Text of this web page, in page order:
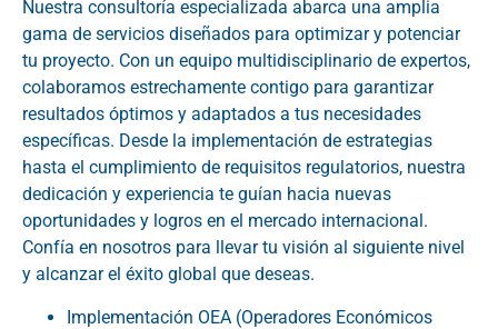
Nuestra consultoría especializada abarca una amplia
gama de servicios diseñados para optimizar y potenciar
tu proyecto. Con un equipo multidisciplinario de expertos,
colaboramos estrechamente contigo para garantizar
resultados óptimos y adaptados a tus necesidades
específicas. Desde la implementación de estrategias
hasta el cumplimiento de requisitos regulatorios, nuestra
dedicación y experiencia te guían hacia nuevas
oportunidades y logros en el mercado internacional.
Confía en nosotros para llevar tu visión al siguiente nivel
y alcanzar el éxito global que deseas.
Implementación OEA (Operadores Económicos